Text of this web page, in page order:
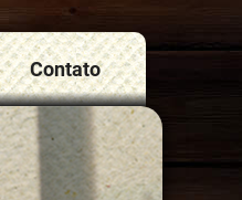
Contato